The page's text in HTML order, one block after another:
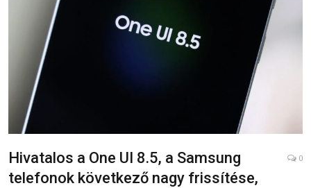
Hivatalos a One UI 8.5, a Samsung
telefonok következő nagy frissítése,
0